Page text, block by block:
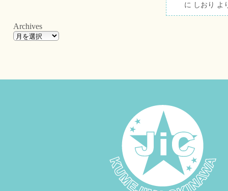
に しおり よ
Archives